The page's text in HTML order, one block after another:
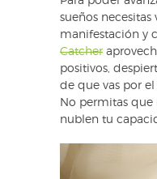
sueños necesitas
manifestación y
Catcher
positivos,
de que vas por
No permitas que
nublen tu